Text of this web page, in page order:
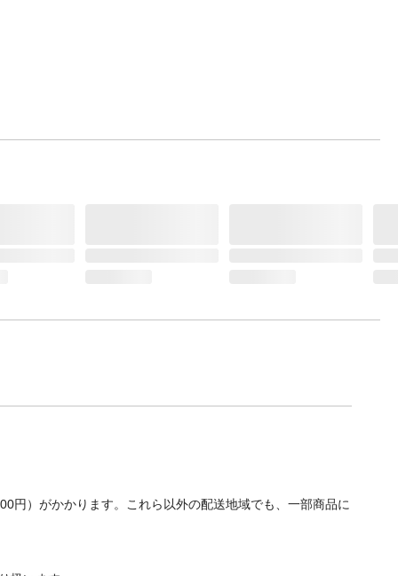
円）がかかります。これら以外の配送地域でも、一部商品に